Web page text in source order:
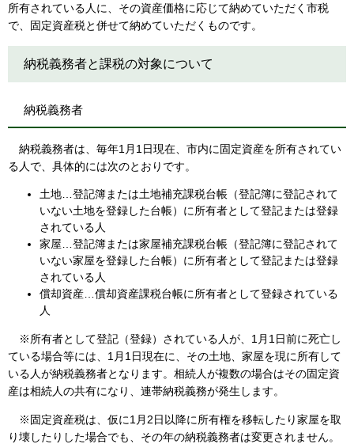
所有されている人に、その資産価格に応じて納めていただく市税
で、固定資産税と併せて納めていただくものです。
納税義務者と課税の対象について
納税義務者
納税義務者は、毎年1月1日現在、市内に固定資産を所有されてい
る人で、具体的には次のとおりです。
土地…登記簿または土地補充課税台帳（登記簿に登記されて
いない土地を登録した台帳）に所有者として登記または登録
されている人
家屋…登記簿または家屋補充課税台帳（登記簿に登記されて
いない家屋を登録した台帳）に所有者として登記または登録
されている人
償却資産…償却資産課税台帳に所有者として登録されている
人
※所有者として登記（登録）されている人が、1月1日前に死亡し
ている場合等には、1月1日現在に、その土地、家屋を現に所有して
いる人が納税義務者となります。相続人が複数の場合はその固定資
産は相続人の共有になり、連帯納税義務が発生します。
※固定資産税は、仮に1月2日以降に所有権を移転したり家屋を取
り壊したりした場合でも、その年の納税義務者は変更されません。